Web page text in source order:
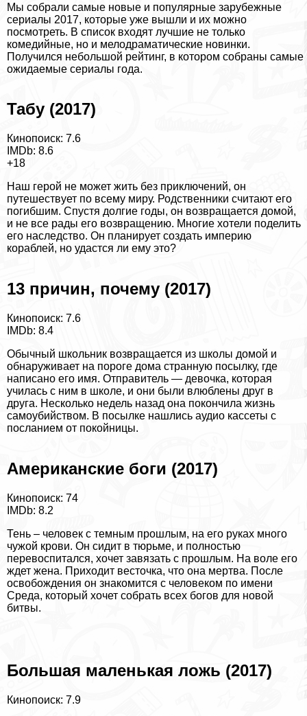
Мы собрали самые новые и популярные зарубежные
сериалы 2017, которые уже вышли и их можно
посмотреть. В список входят лучшие не только
комедийные, но и мелодраматические новинки.
Получился небольшой рейтинг, в котором собраны самые
ожидаемые сериалы года.
Табу (2017)
Кинопоиск: 7.6
IMDb: 8.6
+18
Наш герой не может жить без приключений, он
путешествует по всему миру. Родственники считают его
погибшим. Спустя долгие годы, он возвращается домой,
и не все рады его возвращению. Многие хотели поделить
его наследство. Он планирует создать империю
кораблей, но удастся ли ему это?
13 причин, почему (2017)
Кинопоиск: 7.6
IMDb: 8.4
Обычный школьник возвращается из школы домой и
обнаруживает на пороге дома странную посылку, где
написано его имя. Отправитель — дeвoчка, которая
училась с ним в школе, и они были влюблены друг в
друга. Несколько недель назад она покончила жизнь
самоубийством. В посылке нашлись аудио кассеты с
посланием от покойницы.
Американские боги (2017)
Кинопоиск: 74
IMDb: 8.2
Тень – человек с темным прошлым, на его руках много
чужой крови. Он сидит в тюрьме, и полностью
перевоспитался, хочет завязать с прошлым. На воле его
ждет жена. Приходит весточка, что она мертва. После
освобождения он знакомится с человеком по имени
Среда, который хочет собрать всех богов для новой
битвы.
Большая маленькая ложь (2017)
Кинопоиск: 7.9